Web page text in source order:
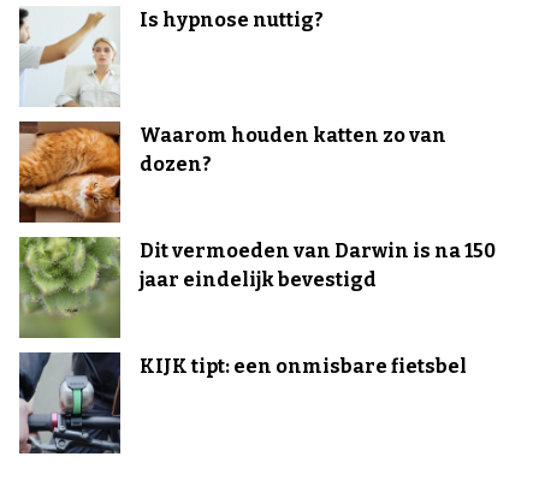
Is hypnose nuttig?
Waarom houden katten zo van
dozen?
Dit vermoeden van Darwin is na 150
jaar eindelijk bevestigd
KIJK tipt: een onmisbare fietsbel